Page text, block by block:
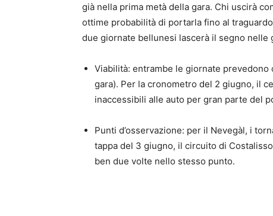
già nella prima metà della gara. Chi uscirà
ottime probabilità di portarla fino al
due giornate bellunesi lascerà il segno nelle
Viabilità: entrambe le giornate
gara). Per la cronometro del 2 giugno, il
inaccessibili alle auto per gran parte del
Punti d’osservazione: per il Nevegàl, i
tappa del 3 giugno, il circuito di
ben due volte nello stesso punto.